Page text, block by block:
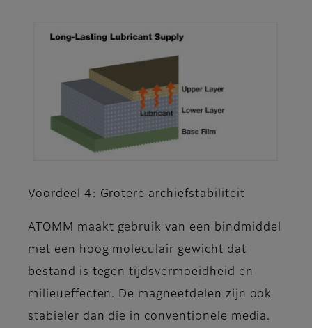
Voordeel 4: Grotere archiefstabiliteit
ATOMM maakt gebruik van een bindmiddel
met een hoog moleculair gewicht dat
bestand is tegen tijdsvermoeidheid en
milieueffecten. De magneetdelen zijn ook
stabieler dan die in conventionele media.